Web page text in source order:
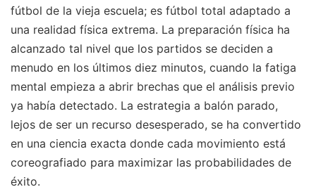
fútbol de la vieja escuela; es fútbol total adaptado a
una realidad física extrema. La preparación física ha
alcanzado tal nivel que los partidos se deciden a
menudo en los últimos diez minutos, cuando la fatiga
mental empieza a abrir brechas que el análisis previo
ya había detectado. La estrategia a balón parado,
lejos de ser un recurso desesperado, se ha convertido
en una ciencia exacta donde cada movimiento está
coreografiado para maximizar las probabilidades de
éxito.